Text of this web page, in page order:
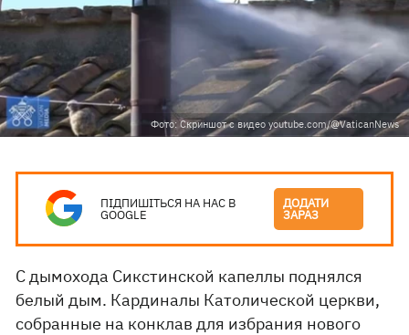
Фото: Скриншот с видео youtube.com/@VaticanNews
ПІДПИШІТЬСЯ НА НАС В
GOOGLE
ДОДАТИ
ЗАРАЗ
С дымохода Сикстинской капеллы поднялся
белый дым. Кардиналы Католической церкви,
собранные на конклав для избрания нового